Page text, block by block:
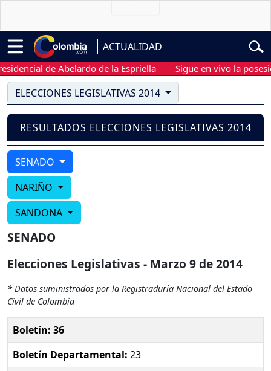
ACTUALIDAD
de Abelardo de la Espriella Sigue en vivo la
ELECCIONES LEGISLATIVAS 2014
RESULTADOS ELECCIONES LEGISLATIVAS 2014
SENADO
NARIÑO
SANDONA
SENADO
Elecciones Legislativas - Marzo 9 de 2014
* Datos suministrados por la Registraduría Nacional del Estado
Civil de Colombia
Boletín: 36
Boletín Departamental: 23